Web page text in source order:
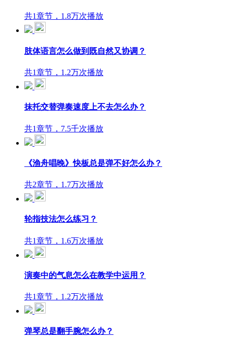
共1章节，1.8万次播放
肢体语言怎么做到既自然又协调？
共1章节，1.2万次播放
抹托交替弹奏速度上不去怎么办？
共1章节，7.5千次播放
《渔舟唱晚》快板总是弹不好怎么办？
共2章节，1.7万次播放
轮指技法怎么练习？
共1章节，1.6万次播放
演奏中的气息怎么在教学中运用？
共1章节，1.2万次播放
弹琴总是翻手腕怎么办？